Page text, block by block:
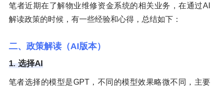
笔者近期在了解物业维修资金系统的相关业务，在通过AI
解读政策的时候，有一些经验和心得，总结如下：
二、政策解读（AI版本）
1. 选择AI
笔者选择的模型是GPT，不同的模型效果略微不同，主要